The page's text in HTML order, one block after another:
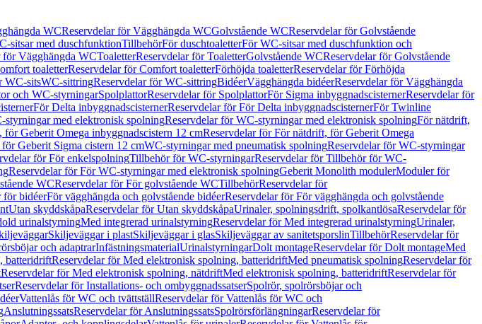
WCReservdelar för Vägghängda WCGolvstående WCReservdelar för Golvstående
sitsar med duschfunktionTillbehörFör duschtoaletterFör WC-sitsar med duschfunktion och
för Vägghängda WCToaletterReservdelar för ToaletterGolvstående WCReservdelar för Golvstående
toaletterReservdelar för Comfort toaletterFörhöjda toaletterReservdelar för Förhöjda
WC-sitsWC-sittringReservdelar för WC-sittringBidéerVägghängda bidéerReservdelar för Vägghängda
och WC-styrningarSpolplattorReservdelar för SpolplattorFör Sigma inbyggnadscisternerReservdelar för
För Delta inbyggnadscisternerReservdelar för För Delta inbyggnadscisternerFör Twinline
styrningar med elektronisk spolningReservdelar för WC-styrningar med elektronisk spolningFör nätdrift,
för Geberit Omega inbyggnadscistern 12 cmReservdelar för För nätdrift, för Geberit Omega
Geberit Sigma cistern 12 cmWC-styrningar med pneumatisk spolningReservdelar för WC-styrningar
för För enkelspolningTillbehör för WC-styrningarReservdelar för Tillbehör för WC-
Reservdelar för För WC-styrningar med elektronisk spolningGeberit Monolith modulerModuler för
WCReservdelar för För golvstående WCTillbehörReservdelar för
för bidéerFör vägghängda och golvstående bidéerReservdelar för För vägghängda och golvstående
Utan skyddskåpaReservdelar för Utan skyddskåpaUrinaler, spolningsdrift, spolkantlösaReservdelar för
urinalstyrningMed integrerad urinalstyrningReservdelar för Med integrerad urinalstyrningUrinaler,
Skiljeväggar i plastSkiljeväggar i glasSkiljeväggar av sanitetsporslinTillbehörReservdelar för
och adaptrarInfästningsmaterialUrinalstyrningarDolt montageReservdelar för Dolt montageMed
batteridriftReservdelar för Med elektronisk spolning, batteridriftMed pneumatisk spolningReservdelar för
Reservdelar för Med elektronisk spolning, nätdriftMed elektronisk spolning, batteridriftReservdelar för
Reservdelar för Installations- och ombyggnadssatserSpolrör, spolrörsböjar och
Vattenlås för WC och tvättställReservdelar för Vattenlås för WC och
AnslutningssatsReservdelar för AnslutningssatsSpolrörsförlängningarReservdelar för